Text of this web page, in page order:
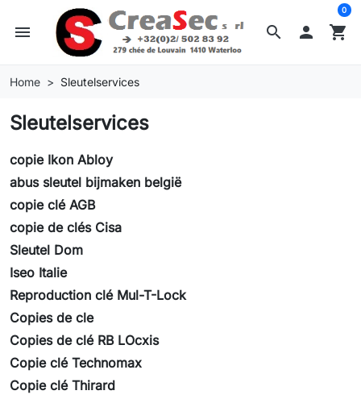
search
menu  shopping_cart
0
Home Sleutelservices
Sleutelservices
copie Ikon Abloy
abus sleutel bijmaken belgië
copie clé AGB
copie de clés Cisa
Sleutel Dom
Iseo Italie
Reproduction clé Mul-T-Lock
Copies de cle
Copies de clé RB LOcxis
Copie clé Technomax
Copie clé Thirard